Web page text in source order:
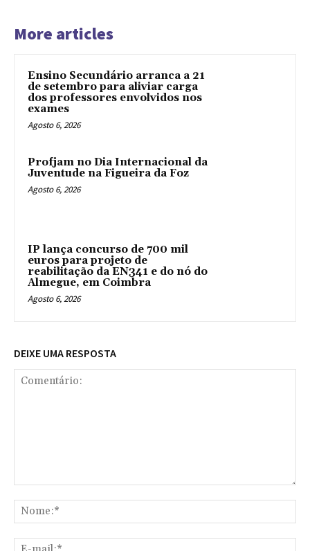
More articles
Ensino Secundário arranca a 21
de setembro para aliviar carga
dos professores envolvidos nos
exames
Agosto 6, 2026
Profjam no Dia Internacional da
Juventude na Figueira da Foz
Agosto 6, 2026
IP lança concurso de 700 mil
euros para projeto de
reabilitação da EN341 e do nó do
Almegue, em Coimbra
Agosto 6, 2026
DEIXE UMA RESPOSTA